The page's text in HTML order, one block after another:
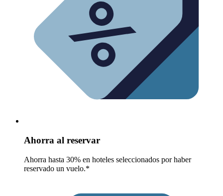
Ahorra al reservar
Ahorra hasta 30% en hoteles seleccionados por haber
reservado un vuelo.*